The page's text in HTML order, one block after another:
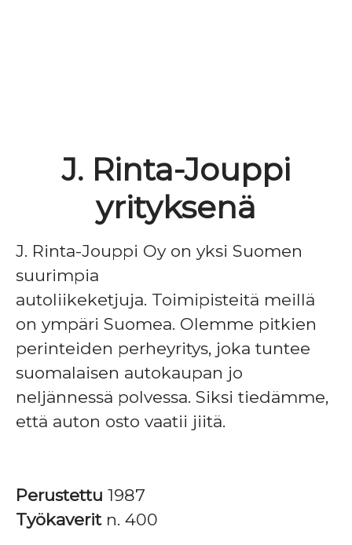
J. Rinta-Jouppi
yrityksenä
J. Rinta-Jouppi Oy on yksi Suomen
suurimpia
autoliikeketjuja. Toimipisteitä meillä
on ympäri Suomea. Olemme pitkien
perinteiden perheyritys, joka tuntee
suomalaisen autokaupan jo
neljännessä polvessa. Siksi tiedämme,
että auton osto vaatii jiitä.
Perustettu 1987
Työkaverit n. 400